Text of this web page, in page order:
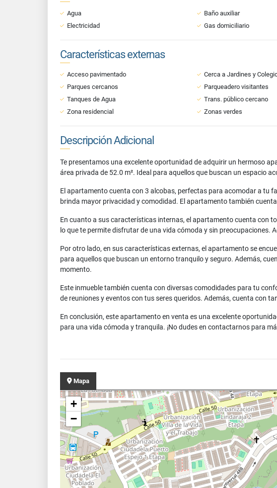
Agua Baño auxiliar
Electricidad
Gas domiciliario
Características externas
Acceso pavimentado Cerca a Jardines y
Parques cercanos
Parqueadero visitantes
Tanques de Agua
Trans. público cercano
Zona residencial
Zonas verdes
Descripción Adicional
Te presentamos una excelente oportunidad de adquirir un hermoso
área privada de 52.0 m². Ideal para aquellos que buscan un espacio
El apartamento cuenta con 3 alcobas, perfectas para acomodar a tu
brinda mayor privacidad y comodidad. El apartamento también
En cuanto a sus características internas, el apartamento cuenta con
lo que te permite disfrutar de una vida cómoda y sin preocupaciones.
Por otro lado, en sus características externas, el apartamento se
para aquellos que buscan un entorno tranquilo y seguro. Además,
momento.
Este inmueble también cuenta con diversas comodidades para tu
de reuniones y eventos con tus seres queridos. Además, cuenta con
En conclusión, este apartamento en venta es una excelente
para una vida cómoda y tranquila. ¡No dudes en contactarnos para
Mapa
+
−